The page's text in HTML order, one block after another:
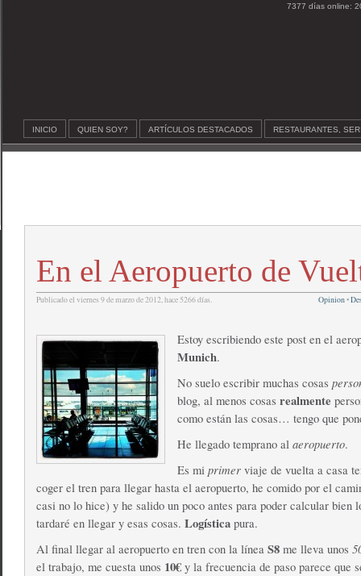
7377 días online:
INICIO QUIEN SOY? ARTÍCULOS DESTACADOS RESTAURANTES,
En el Aeropuerto de
Publicado el viernes 9 de marzo de 2012, hace 5266 días. Opinion•
Estoy escribiendo este post en el
Munich.
No suelo escribir muchas cosas
blog, al menos cosas realmente
como están las cosas… tengo que
He llegado temprano al aeropuerto.
Es mi primerviaje de vuelta a casa
coger el tren para llegar hasta el aeropuerto, he comido por el
casi no lo hice) y he salido un poco antes para poder calcular bien
tardaré en llegar y esas cosas. Logísticapura.
Al final llegar al aeropuerto en tren con la línea S8me lleva unos
el trabajo, me cuesta unos 10€y la frecuencia de paso parece que